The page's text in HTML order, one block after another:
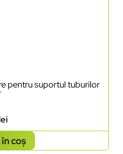
pentru suportul tuburilor
coș